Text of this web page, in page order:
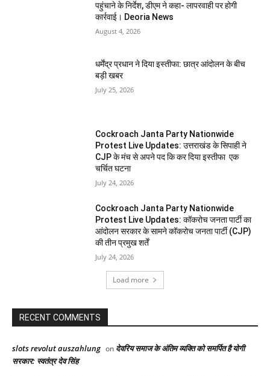
पहुंचाने के निर्देश, डीएम ने कहा- लापरवाही पर होगी
कार्रवाई। Deoria News
August 4, 2026
धर्मेंद्र प्रधान ने दिया इस्तीफा: छात्र आंदोलन के बीच
बड़ी खबर
July 25, 2026
Cockroach Janta Party Nationwide
Protest Live Updates: उत्तराखंड के सिपाही ने
CJP के मंच से अपने पद कि कर दिया इस्तीफा एक
चर्चित घटना
July 24, 2026
Cockroach Janta Party Nationwide
Protest Live Updates: कॉकरोच जनता पार्टी का
आंदोलन सरकार के सामने कॉकरोच जनता पार्टी (CJP)
की तीन प्रमुख शर्तें
July 24, 2026
Load more
RECENT COMMENTS
slots revolut auszahlung on देवरिय समाज के अंतिम व्यक्ति को समर्पित है योगी
सरकार: स्वतंत्र देव सिंह